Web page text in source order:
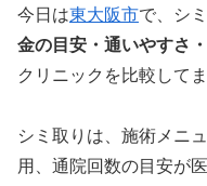
今日は東大阪市で、シ
金の目安・通いやすさ
クリニックを比較して
シミ取りは、施術メニ
用、通院回数の目安が